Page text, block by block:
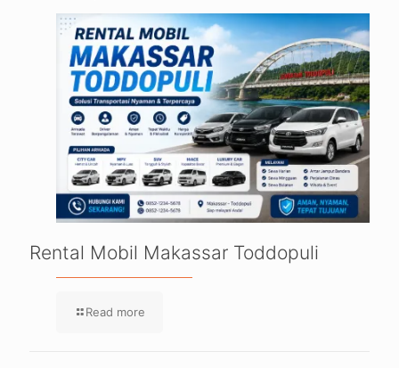
Rental Mobil Makassar Toddopuli
Read more